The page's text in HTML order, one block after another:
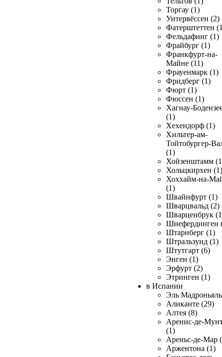
Торгау (1)
Унтервёссен (2)
Фатерштеттен
Фельдафинг (1)
Фрайбург (1)
Франкфурт-на-
Майне (11)
Фрауенмарк (1)
Фридберг (1)
Фюрт (1)
Фюссен (1)
Хагнау-
(1)
Хехендорф (1)
Хильтер-ам-
Тойтобургер-
(1)
Хойзенштамм
Хольцкирхен (1)
Хоххайм-на-
(1)
Швайнфурт (1)
Шварцвальд (2)
Шварценбрук
Шнефердинген
Штарнберг (1)
Штральзунд (1)
Штутгарт (6)
Энген (1)
Эрфурт (2)
Этринген (1)
в Испании
Эль
Аликанте (29)
Алтея (8)
Аренис-де-
(1)
Ареньс-де-Мар
Аржентона (1)